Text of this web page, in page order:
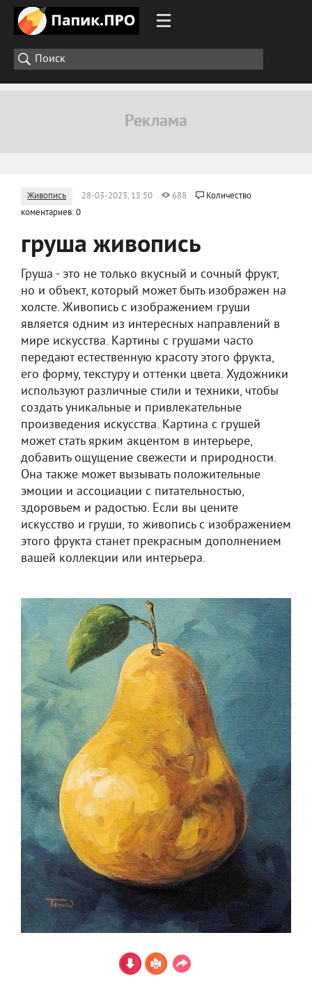
Живопись 28-03-2023, 15:50 688
Количество
коментариев: 0
груша живопись
Груша - это не только вкусный и сочный фрукт,
но и объект, который может быть изображен на
холсте. Живопись с изображением груши
является одним из интересных направлений в
мире искусства. Картины с грушами часто
передают естественную красоту этого фрукта,
его форму, текстуру и оттенки цвета. Художники
используют различные стили и техники, чтобы
создать уникальные и привлекательные
произведения искусства. Картина с грушей
может стать ярким акцентом в интерьере,
добавить ощущение свежести и природности.
Она также может вызывать положительные
эмоции и ассоциации с питательностью,
здоровьем и радостью. Если вы цените
искусство и груши, то живопись с изображением
этого фрукта станет прекрасным дополнением
вашей коллекции или интерьера.